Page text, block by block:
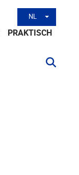
NL Andere
PRAKTISCH